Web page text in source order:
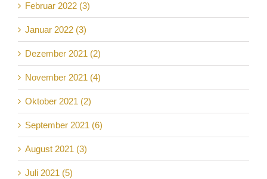
Februar 2022 (3)
Januar 2022 (3)
Dezember 2021 (2)
November 2021 (4)
Oktober 2021 (2)
September 2021 (6)
August 2021 (3)
Juli 2021 (5)